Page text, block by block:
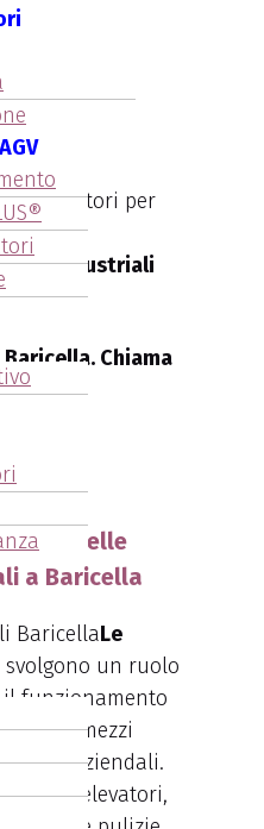
per
e
industriali
Chiama
delle
a Baricella
Le
svolgono un ruolo
funzionamento
dei mezzi
aziendali.
carrelli elevatori,